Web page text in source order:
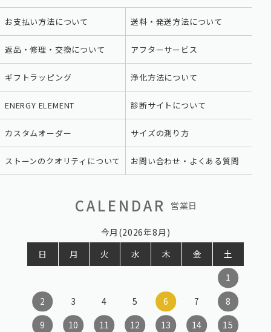
お支払い方法について 送料・発送方法について
返品・修理・交換について アフターサービス
ギフトラッピング 浄化方法について
ENERGY ELEMENT 診断サイトについて
カスタムオーダー サイズの測り方
ストーンのクオリティについて お問い合わせ・よくある質問
CALENDAR 営業日
今月(2026年8月)
日
月 火 水 木 金
土
1
2
3 4 5 6 7
8
9
10 11 12 13 14
15